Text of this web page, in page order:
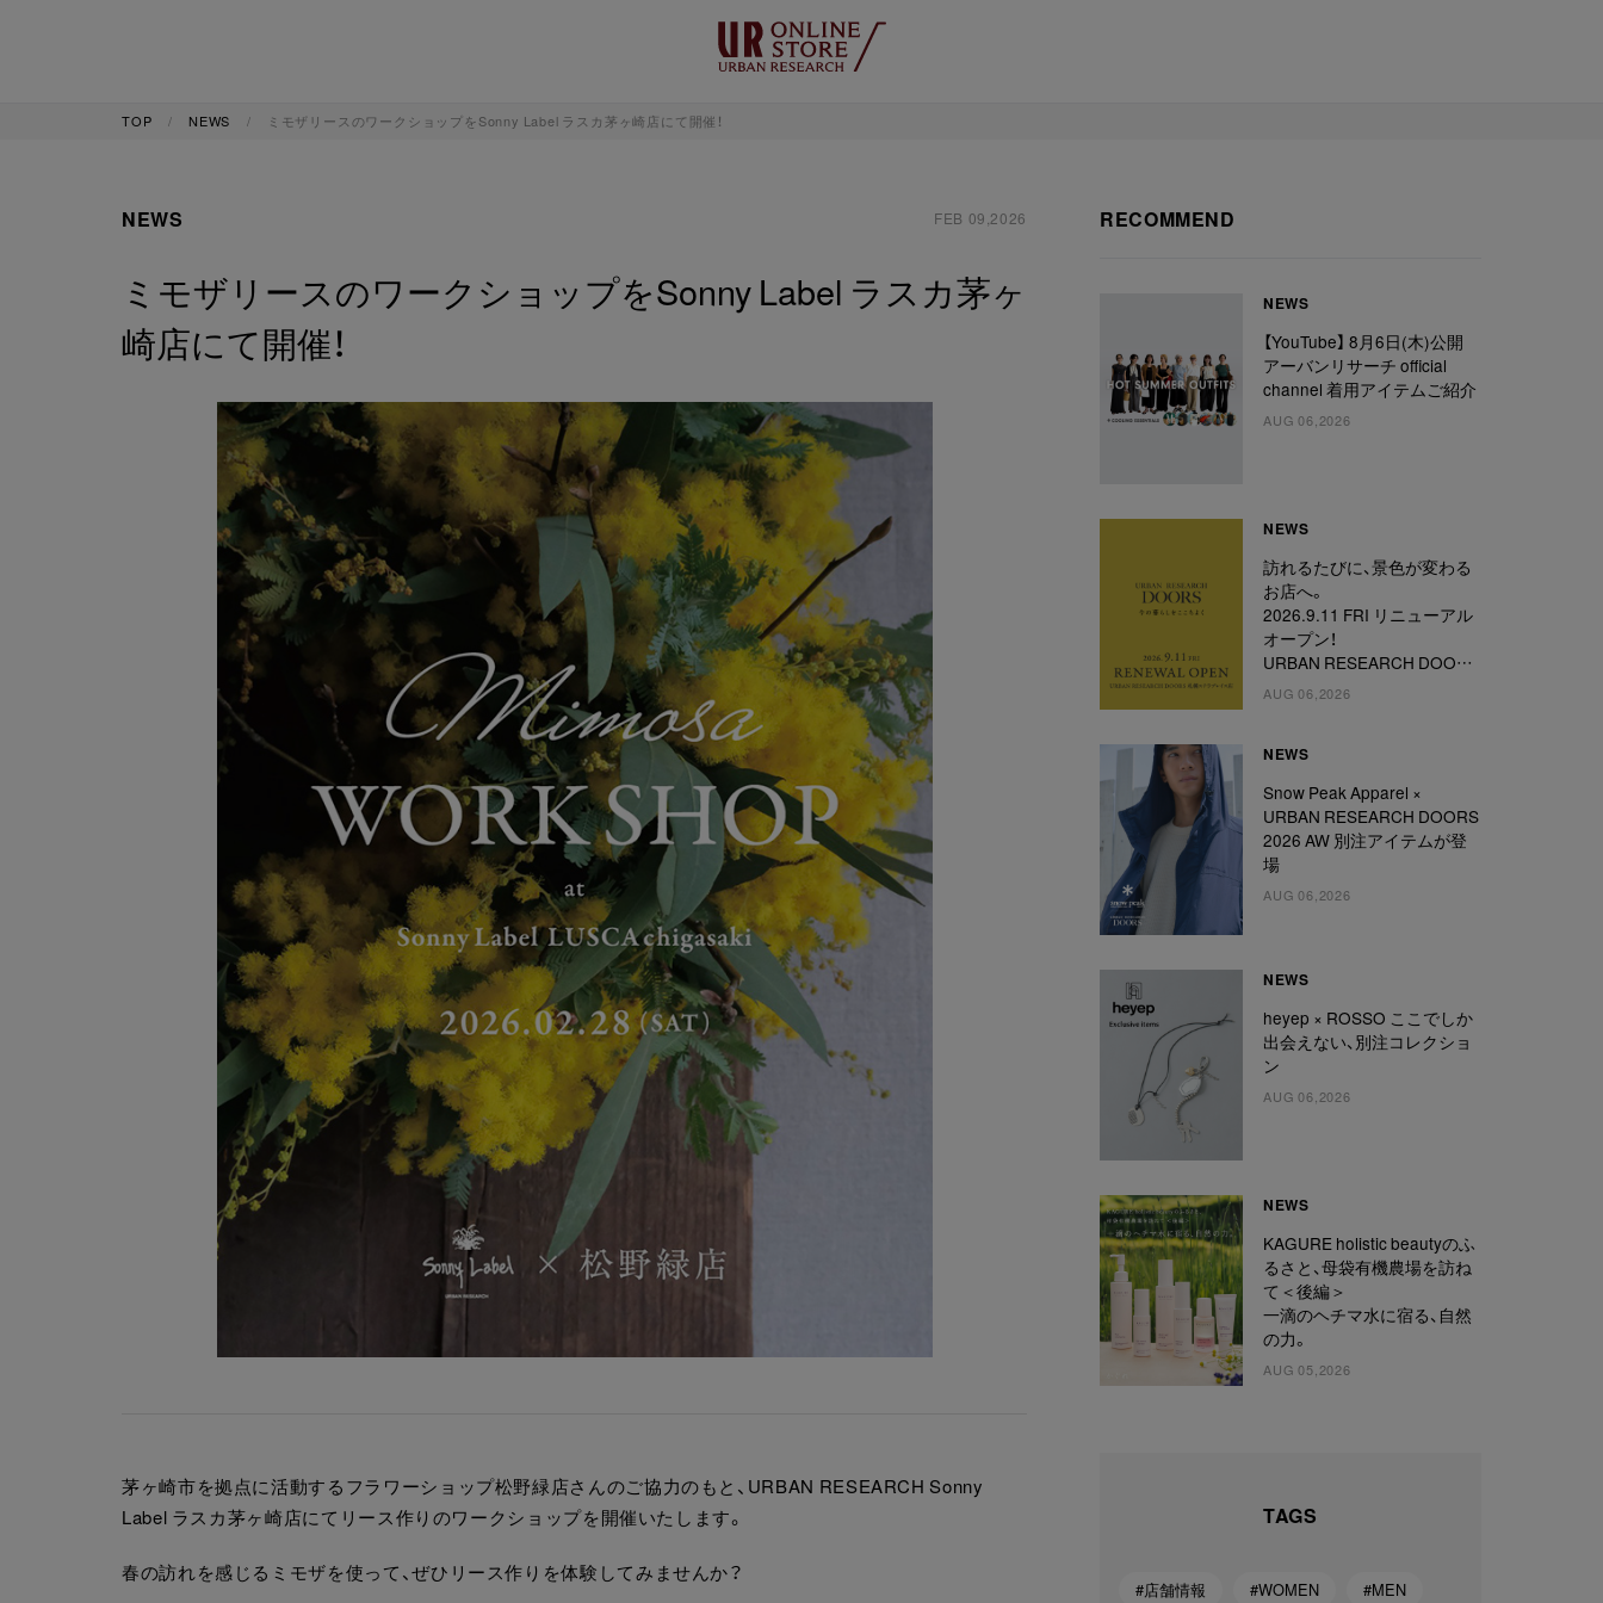
TOP NEWS ミモザリースのワークショップをSonny Label ラスカ茅ヶ崎店にて開催！
NEWS FEB 09,2026
ミモザリースのワークショップをSonny Label ラスカ茅ヶ
崎店にて開催！
茅ヶ崎市を拠点に活動するフラワーショップ松野緑店さんのご協力のもと、URBAN RESEARCH Sonny
Label ラスカ茅ヶ崎店にてリース作りのワークショップを開催いたします。
春の訪れを感じるミモザを使って、ぜひリース作りを体験してみませんか？
RECOMMEND
NEWS
【YouTube】 8月6日(木)公開
アーバンリサーチ official
channel 着用アイテムご紹介
AUG 06,2026
NEWS
訪れるたびに、景色が変わる
お店へ。
2026.9.11 FRI リニューアル
オープン！
URBAN RESEARCH DOORS
札幌ステラプレイス店
AUG 06,2026
NEWS
Snow Peak Apparel ×
URBAN RESEARCH DOORS
2026 AW 別注アイテムが登
場
AUG 06,2026
NEWS
heyep × ROSSO ここでしか
出会えない、別注コレクショ
ン
AUG 06,2026
NEWS
KAGURE holistic beautyのふ
るさと、母袋有機農場を訪ね
て＜後編＞
一滴のヘチマ水に宿る、自然
の力。
AUG 05,2026
TAGS
#店舗情報 #WOMEN #MEN